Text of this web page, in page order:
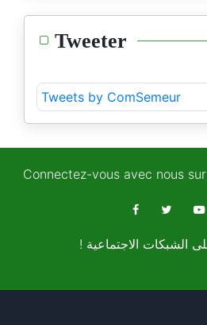
Tweeter
Tweets by ComSemeur
Connectez-vous avec nous
الشبكات الاجتماعية